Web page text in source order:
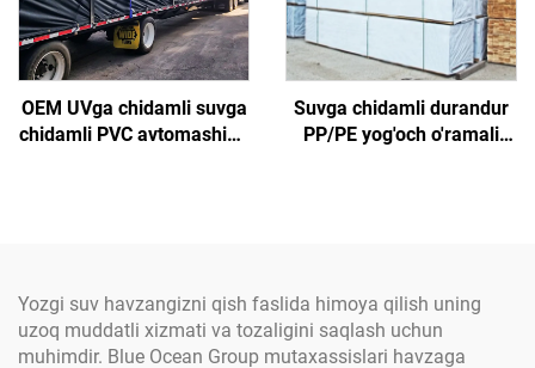
OEM UVga chidamli suvga
chidamli PVC avtomashina
Suvga chidamli durandur
PP/PE yog'och o'ramali
Yozgi suv havzangizni qish faslida himoya qilish uning
uzoq muddatli xizmati va tozaligini saqlash uchun
muhimdir. Blue Ocean Group mutaxassislari havzaga